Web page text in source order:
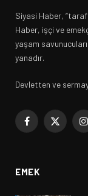
Siyasi Haber,
Haber, işçi ve
yaşam
yanadır.
Devletten ve
Facebook
X
EMEK